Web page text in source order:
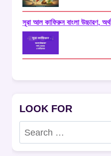
সূরা আল কাফিরুন বাংলা উচ্চারণ,
LOOK FOR
Search
for: